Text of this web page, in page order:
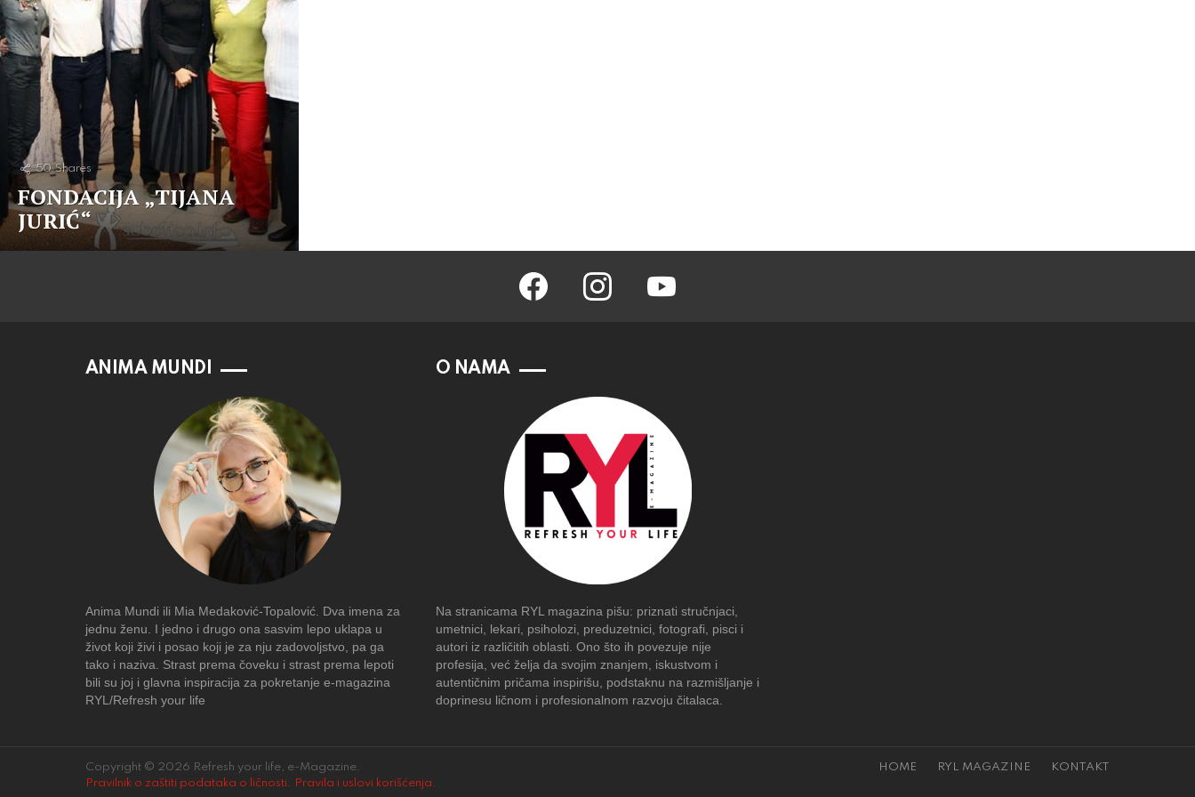
50 Shares
FONDACIJA „TIJANA
JURIĆ“
facebook instagram youtube
ANIMA MUNDI
Anima Mundi ili Mia Medaković-Topalović. Dva imena za
jednu ženu. I jedno i drugo ona sasvim lepo uklapa u
život koji živi i posao koji je za nju zadovoljstvo, pa ga
tako i naziva. Strast prema čoveku i strast prema lepoti
bili su joj i glavna inspiracija za pokretanje e-magazina
RYL/Refresh your life
O NAMA
Na stranicama RYL magazina pišu: priznati stručnjaci,
umetnici, lekari, psiholozi, preduzetnici, fotografi, pisci i
autori iz različitih oblasti. Ono što ih povezuje nije
profesija, već želja da svojim znanjem, iskustvom i
autentičnim pričama inspirišu, podstaknu na razmišljanje i
doprinesu ličnom i profesionalnom razvoju čitalaca.
Copyright © 2026 Refresh your life, e-Magazine.
Pravilnik o zaštiti podataka o ličnosti . Pravila i uslovi korišćenja .
HOME RYL MAGAZINE KONTAKT